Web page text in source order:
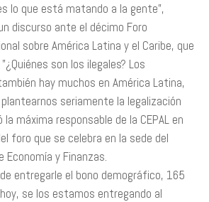
lo que está matando a la gente”,
discurso ante el décimo Foro
sobre América Latina y el Caribe, que
son los ilegales? Los
hay muchos en América Latina,
seriamente la legalización
la máxima responsable de la CEPAL en
foro que se celebra en la sede del
y Finanzas.
entregarle el bono demográfico, 165
se los estamos entregando al